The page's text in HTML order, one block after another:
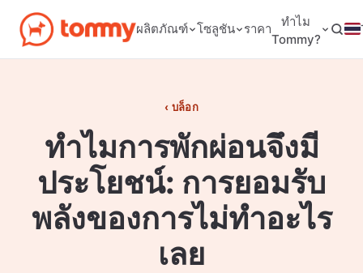
ผลิตภัณฑ์ โซลูชัน ราคา
ทำไม
Tommy?
บล็อก
ทำไมการพักผ่อนจึงมี
ประโยชน์: การยอมรับ
พลังของการไม่ทำอะไร
เลย